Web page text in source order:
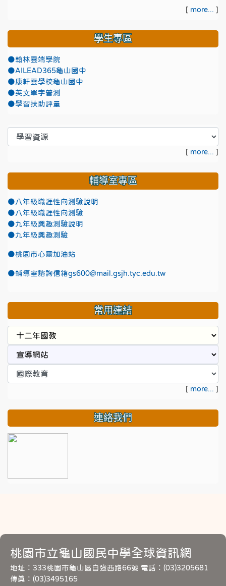
[ more... ]
學生專區
●翰林雲端學院
●AILEAD365龜山國中
●康軒雲學校龜山國中
●英文單字普測
●學習扶助評量
[ more... ]
輔導室專區
●八年級職涯性向測驗說明
●八年級職涯性向測驗
●九年級興趣測驗說明
●九年級興趣測驗
●桃園市心靈加油站
●輔導室諮詢信箱gs600@mail.gsjh.tyc.edu.tw
常用連結
[ more... ]
連絡我們
桃園市立龜山國民中學全球資訊網
地址：333桃園市龜山區自強西路66號 電話：(03)3205681
傳真：(03)3495165